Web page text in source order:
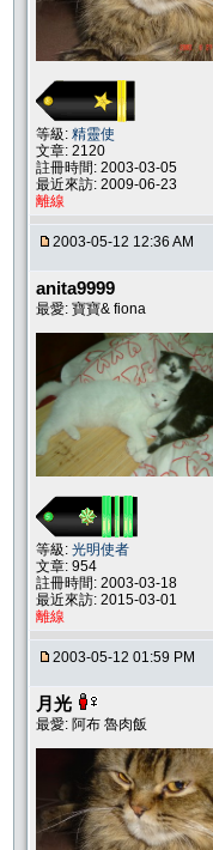
等級: 精靈使
文章: 2120
註冊時間: 2003-03-05
最近來訪: 2009-06-23
離線
2003-05-12 12:36 AM
anita9999
最愛: 寶寶& fiona
等級: 光明使者
文章: 954
註冊時間: 2003-03-18
最近來訪: 2015-03-01
離線
2003-05-12 01:59 PM
月光
最愛: 阿布 魯肉飯